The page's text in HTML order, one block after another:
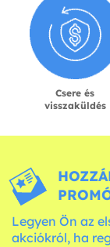
Csere és
visszaküldés
Legyen Ön az
akciókról, ha